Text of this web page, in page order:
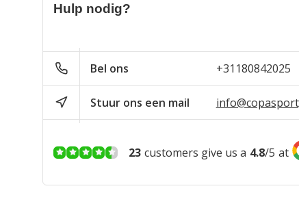
Hulp nodig?
Bel ons +31180842025
Stuur ons een mail
23 customers give us a 4.8/5 at